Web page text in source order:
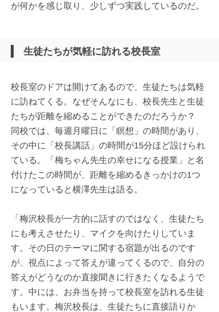
が何かを感じ取り、少しずつ実践しているのだ。
生徒たちが気軽に訪れる校長室
校長室のドアは開けてあるので、生徒たちは気軽
に訪ねてくる。なぜそんなにも、校長先生と生徒
たちが距離を縮めることができたのだろうか？
同校では、毎週月曜日に「瞑想」の時間があり、
その中に「校長講話」の時間が15分ほど設けられ
ている。「梅ちゃん先生の幸せになる授業」と名
付けたこの時間が、距離を縮めるきっかけの1つ
になっていると横澤先生は語る。
「梅沢校長が一方的に話すのではなく、生徒たち
にも考えさせたり、マイクを向けたりしていま
す。その日のテーマに関する宿題が出るのです
が、視点によって答えが違ってくるので、自分の
答えがどうなのか直接聞きに行きたくなるようで
す。中には、お弁当を持って校長室を訪れる生徒
もいます。梅沢校長は、生徒たちに直接語りか